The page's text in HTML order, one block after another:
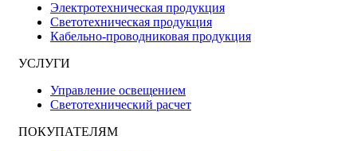
Электротехническая продукция
Светотехническая продукция
Кабельно-проводниковая продукция
УСЛУГИ
Управление освещением
Светотехнический расчет
ПОКУПАТЕЛЯМ